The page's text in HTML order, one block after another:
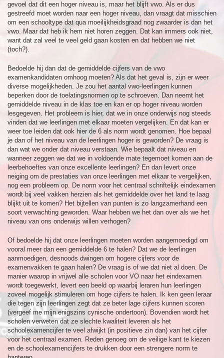
gevoel dat dit een hoger niveau is, maar het blijft vwo. Als er dus
gestreefd moet worden naar een hoger niveau, dan vraagt dat misschien
om een schooltype dat qua moeilijkheidsgraad nog zwaarder is dan het
vwo. Maar dat heb ik hem niet horen zeggen. Dat kan immers ook niet,
want dat zal veel te veel geld gaan kosten en dat hebben we niet
(toch?).
Bedoelde hij dan dat de gemiddelde cijfers van de vwo
examenkandidaten omhoog moeten? Als dat het geval is, zijn er weer
diverse mogelijkheden. Je zou het aantal vwo-leerlingen kunnen
beperken door de toelatingsnormen op te schroeven. Dan neemt het
gemiddelde niveau in de klas toe en kan er op hoger niveau worden
lesgegeven. Het probleem is hier, dat we in onze onderwijs nog steeds
vinden dat we leerlingen met elkaar moeten vergelijken. En dat kan er
weer toe leiden dat ook hier de 6 als norm wordt genomen. Hoe bepaal
je dan of het niveau van de leerlingen hoger is geworden? De vraag is
dan wat we onder dat niveau verstaan. Wie bepaalt dat niveau en
wanneer zeggen we dat we in voldoende mate tegemoet komen aan de
leerbehoeftes van onze excellente leerlingen? En dan levert onze
neiging om de prestaties van onze leerlingen met elkaar te vergelijken,
nog een probleem op. De norm voor het centraal schriftelijk eindexamen
wordt bij veel vakken herzien als het gemiddelde over het land te laag
blijkt uit te komen? Het bijtellen van punten is zo langzamerhand een
soort verwachting geworden. Waar hebben we het dan over als we het
niveau van ons onderwijs willen verhogen?
Of bedoelde hij dat onze leerlingen moeten worden aangemoedigd om
vooral meer dan een gemiddelde 6 te halen? Dat we de leerlingen
aanmoedigen, desnoods dwingen om hogere cijfers voor de
examenvakken te gaan halen? De vraag is of we dat niet al doen. De
manier waarop in vrijwel alle scholen voor VO naar het eindexamen
wordt toegewerkt, levert een beeld op waarbij leraren hun leerlingen
zoveel mogelijk stimuleren om hoge cijfers te halen. Ik ken geen leraar
die tegen zijn leerlingen zegt dat ze beter lage cijfers kunnen scoren
(vergeef me mijn enigszins cynische ondertoon). Bovendien wordt het
scholen verweten dat ze slechte kwaliteit leveren als het
schoolexamencijfer te veel afwijkt (in positieve zin dan) van het cijfer
voor het centraal examen. Reden genoeg om de veilige kant te kiezen
en de schoolexamencijfers te drukken door een strengere norm te